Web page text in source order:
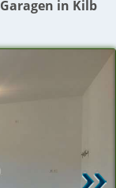
in Kilb